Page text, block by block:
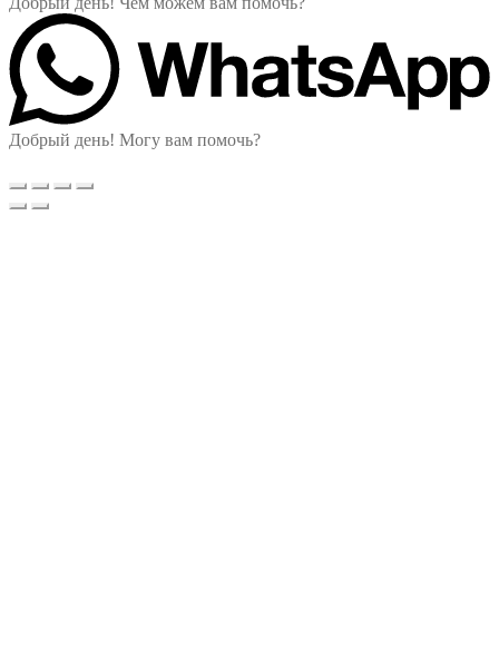
Добрый день! Могу вам помочь?